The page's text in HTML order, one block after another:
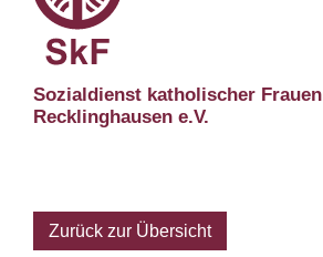
Sozialdienst katholischer Frauen
Recklinghausen e.V.
Zurück zur Übersicht